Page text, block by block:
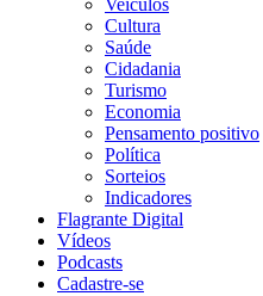
Veículos
Cultura
Saúde
Cidadania
Turismo
Economia
Pensamento positivo
Política
Sorteios
Indicadores
Flagrante Digital
Vídeos
Podcasts
Cadastre-se